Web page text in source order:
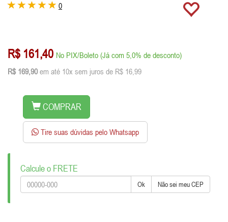
0
R$ 161,40 No PIX/Boleto (Já com 5,0% de desconto)
R$ 169,90 em até 10x sem juros de R$ 16,99
COMPRAR
Tire suas dúvidas pelo Whatsapp
Calcule o FRETE
Ok Não sei meu CEP